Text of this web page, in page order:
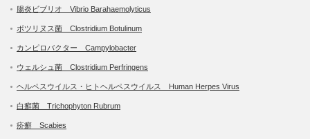
腸炎ビブリオ Vibrio Barahaemolyticus
ボツリヌス菌 Clostridium Botulinum
カンピロバクター Campylobacter
ウェルシュ菌 Clostridium Perfringens
ヘルペスウイルス・ヒトヘルペスウイルス Human Herpes Virus
白癬菌 Trichophyton Rubrum
疥癬 Scabies